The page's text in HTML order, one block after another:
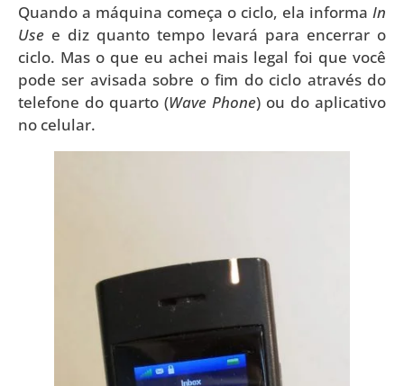
Quando a máquina começa o ciclo, ela informa In
Use e diz quanto tempo levará para encerrar o
ciclo. Mas o que eu achei mais legal foi que você
pode ser avisada sobre o fim do ciclo através do
telefone do quarto (Wave Phone) ou do aplicativo
no celular.